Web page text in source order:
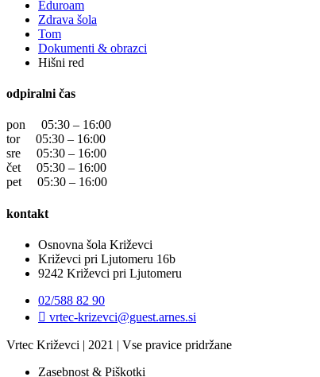
Eduroam
Zdrava šola
Tom
Dokumenti & obrazci
Hišni red
odpiralni čas
pon 05:30 – 16:00
tor 05:30 – 16:00
sre 05:30 – 16:00
čet 05:30 – 16:00
pet 05:30 – 16:00
kontakt
Osnovna šola Križevci
Križevci pri Ljutomeru 16b
9242 Križevci pri Ljutomeru
02/588 82 90
vrtec-krizevci@guest.arnes.si
Vrtec Križevci | 2021 | Vse pravice pridržane
Zasebnost & Piškotki